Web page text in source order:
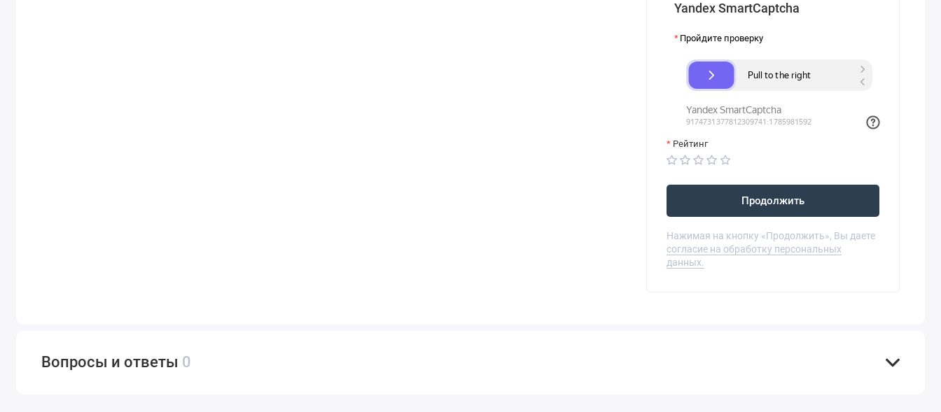
Yandex SmartCaptcha
Пройдите проверку
Рейтинг
Продолжить
Нажимая на кнопку «Продолжить», Вы даете
согласие на обработку персональных
данных.
Вопросы и ответы 0